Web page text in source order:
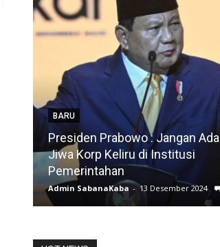
BARU
Presiden Prabowo : Jangan Ada
Jiwa Korp Keliru di Institusi
Pemerintahan
Admin SabanaKaba - 13 Desember 2024